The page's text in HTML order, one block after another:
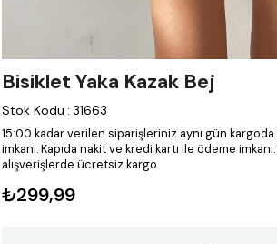
Bisiklet Yaka Kazak Bej
Stok Kodu : 31663
15:00 kadar verilen siparişleriniz aynı gün kargoda.
imkanı.Kapıda nakit ve kredi kartı ile ödeme imkanı.
alışverişlerde ücretsiz kargo
₺299,99